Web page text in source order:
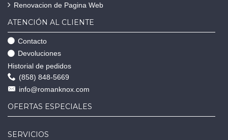
Renovacion de Pagina Web
ATENCIÓN AL CLIENTE
Contacto
Devoluciones
Historial de pedidos
(858) 848-5669
info@romanknox.com
OFERTAS ESPECIALES
SERVICIOS